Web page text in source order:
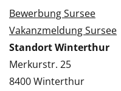
Bewerbung Sursee
Vakanzmeldung Sursee
Standort Winterthur
Merkurstr. 25
8400 Winterthur